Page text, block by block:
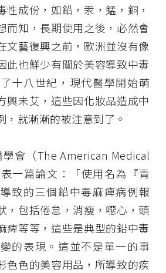
性成份，如鉛，汞，錳，銅，
而知，長期使用之後，必然會
文藝復興之前，歐洲並沒有像
此也鮮少有關於美容導致中毒
十八世紀，現代醫學開始萌
興未艾，這些因化妝品造成中
，就漸漸的被注意到了。
會（The American Medical
一篇論文：「使用名為『青
致的三個鉛中毒麻痺病例報
，包括倦怠，消瘦，噁心，頭
痺等等，這些是典型的鉛中毒
的表現。這並不是單一的事
色色的美容用品，所導致的疾